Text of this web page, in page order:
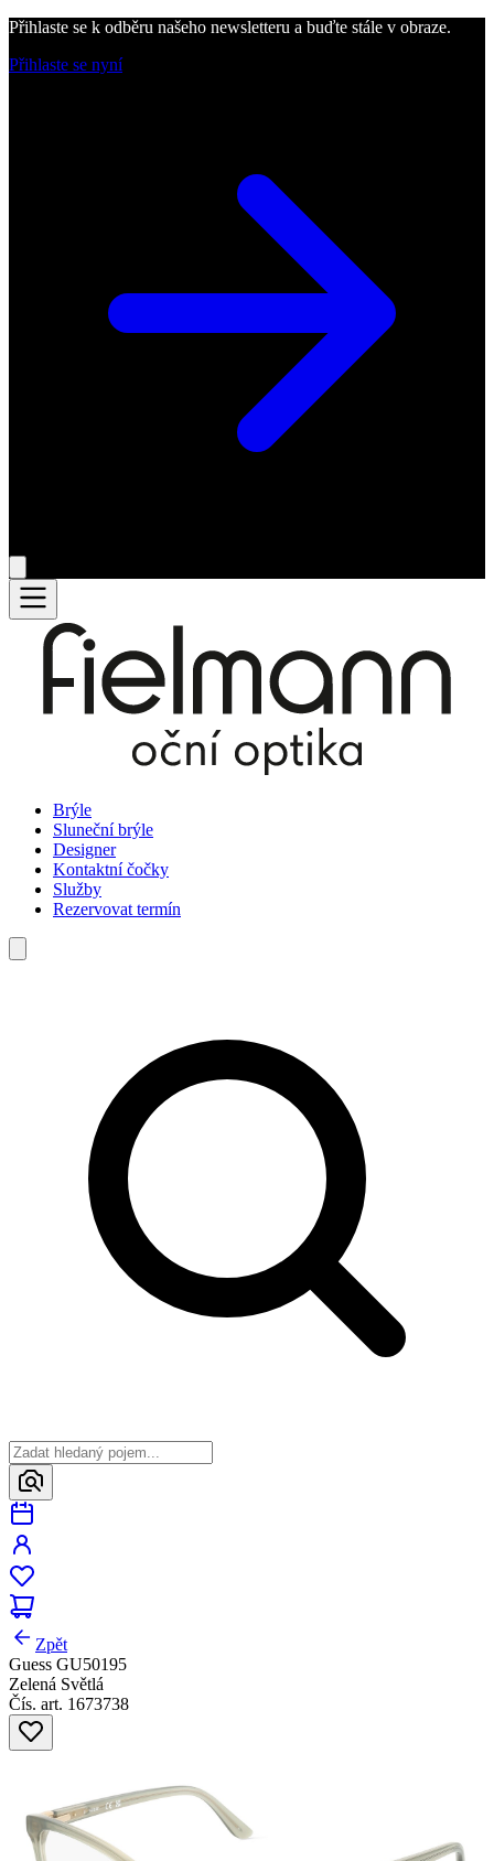
Přihlaste se k odběru našeho newsletteru a buďte stále v obraze.
Přihlaste se nyní
Brýle
Sluneční brýle
Designer
Kontaktní čočky
Služby
Rezervovat termín
Zpět
Guess GU50195
Zelená Světlá
Čís. art. 1673738